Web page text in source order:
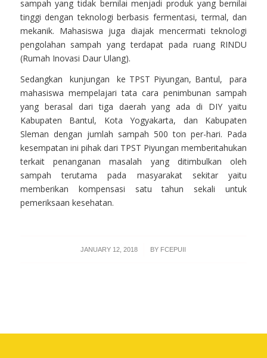
sampah yang tidak bernilai menjadi produk yang bernilai
tinggi dengan teknologi berbasis fermentasi, termal, dan
mekanik. Mahasiswa juga diajak mencermati teknologi
pengolahan sampah yang terdapat pada ruang RINDU
(Rumah Inovasi Daur Ulang).
Sedangkan kunjungan ke TPST Piyungan, Bantul, para
mahasiswa mempelajari tata cara penimbunan sampah
yang berasal dari tiga daerah yang ada di DIY yaitu
Kabupaten Bantul, Kota Yogyakarta, dan Kabupaten
Sleman dengan jumlah sampah 500 ton per-hari. Pada
kesempatan ini pihak dari TPST Piyungan memberitahukan
terkait penanganan masalah yang ditimbulkan oleh
sampah terutama pada masyarakat sekitar yaitu
memberikan kompensasi satu tahun sekali untuk
pemeriksaan kesehatan.
JANUARY 12, 2018
/ BY FCEPUII